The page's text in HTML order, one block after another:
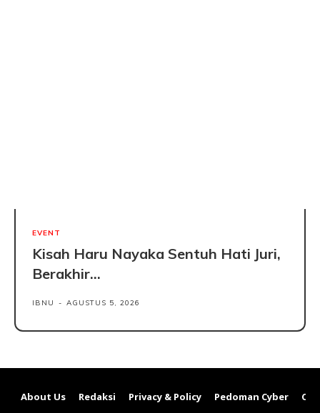
EVENT
Kisah Haru Nayaka Sentuh Hati Juri,
Berakhir...
IBNU - AGUSTUS 5, 2026
About Us Redaksi Privacy & Policy Pedoman Cyber